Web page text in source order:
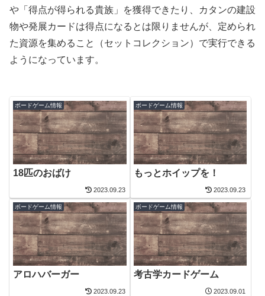
や「得点が得られる貴族」を獲得できたり、カタンの建設
物や発展カードは得点になるとは限りませんが、定められ
た資源を集めること（セットコレクション）で実行できる
ようになっています。
ボードゲーム情報
18匹のおばけ
2023.09.23
ボードゲーム情報
もっとホイップを！
2023.09.23
ボードゲーム情報
アロハバーガー
2023.09.23
ボードゲーム情報
考古学カードゲーム
2023.09.01